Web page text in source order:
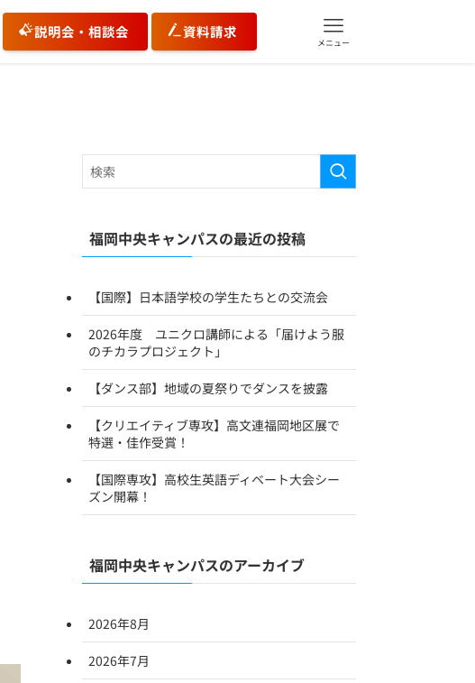
説明会・相談会 資料請求
メニュー
福岡中央キャンパスの最近の投稿
【国際】日本語学校の学生たちとの交流会
2026年度 ユニクロ講師による「届けよう服
のチカラプロジェクト」
【ダンス部】地域の夏祭りでダンスを披露
【クリエイティブ専攻】高文連福岡地区展で
特選・佳作受賞！
【国際専攻】高校生英語ディベート大会シー
ズン開幕！
福岡中央キャンパスのアーカイブ
2026年8月
2026年7月